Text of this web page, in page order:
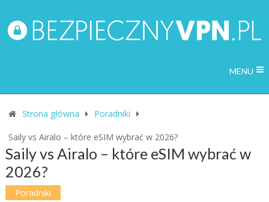
MENU
Strona główna Poradniki
Saily vs Airalo – które eSIM wybrać w 2026?
Saily vs Airalo – które eSIM wybrać w
2026?
Poradniki